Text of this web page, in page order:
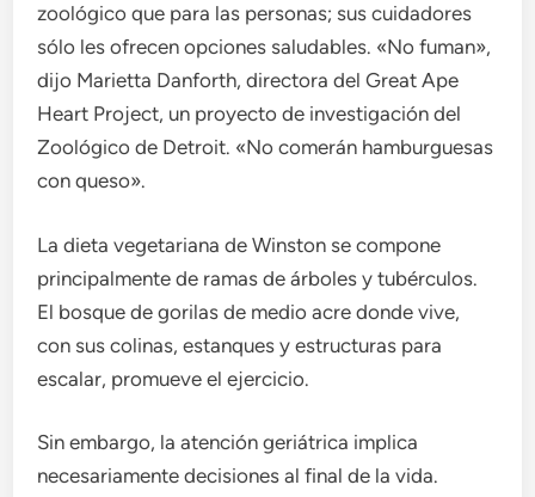
zoológico que para las personas; sus cuidadores
sólo les ofrecen opciones saludables. «No fuman»,
dijo Marietta Danforth, directora del Great Ape
Heart Project, un proyecto de investigación del
Zoológico de Detroit. «No comerán hamburguesas
con queso».
La dieta vegetariana de Winston se compone
principalmente de ramas de árboles y tubérculos.
El bosque de gorilas de medio acre donde vive,
con sus colinas, estanques y estructuras para
escalar, promueve el ejercicio.
Sin embargo, la atención geriátrica implica
necesariamente decisiones al final de la vida.